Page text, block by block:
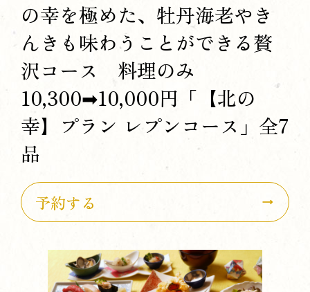
の幸を極めた、牡丹海老やき
んきも味わうことができる贅
沢コース 料理のみ
10,300➡10,000円「【北の
幸】プラン レプンコース」全7
品
予約する